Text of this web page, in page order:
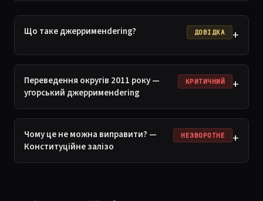
Що таке джеррименdering? ДОВІДКА +
Переведення округів 2011 року —
угорський джеррименdering
КРИТИЧНИЙ +
Чому це не можна виправити? —
Конституційне залізо
НЕЗВОРОТНЕ +